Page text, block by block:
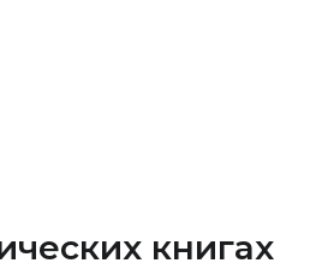
книгах